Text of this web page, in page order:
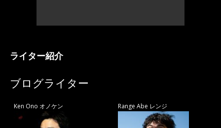
ライター紹介
ブログライター
Ken Ono オノケン Range Abe レンジ